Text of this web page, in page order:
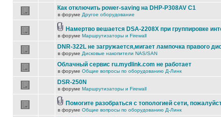
Как отключить power-saving на DHP-P308AV C1
в форуме Другое оборудование
Намертво вешается DSA-2208X при группировке
в форуме Маршрутизаторы и Firewall
DNR-322L не загружается,мигает лампочка правого
в форуме Дисковые накопители NAS/SAN
Облачный сервис ru.mydlink.com не работает
в форуме Общие вопросы по оборудованию Д-Линк
DSR-250N
в форуме Маршрутизаторы и Firewall
Помогите разобраться с топологией сети,
в форуме Общие вопросы по оборудованию Д-Линк